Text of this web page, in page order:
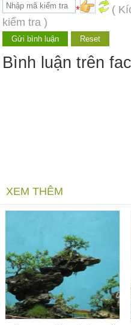
*
(
kiểm tra )
Bình luận trên
XEM THÊM